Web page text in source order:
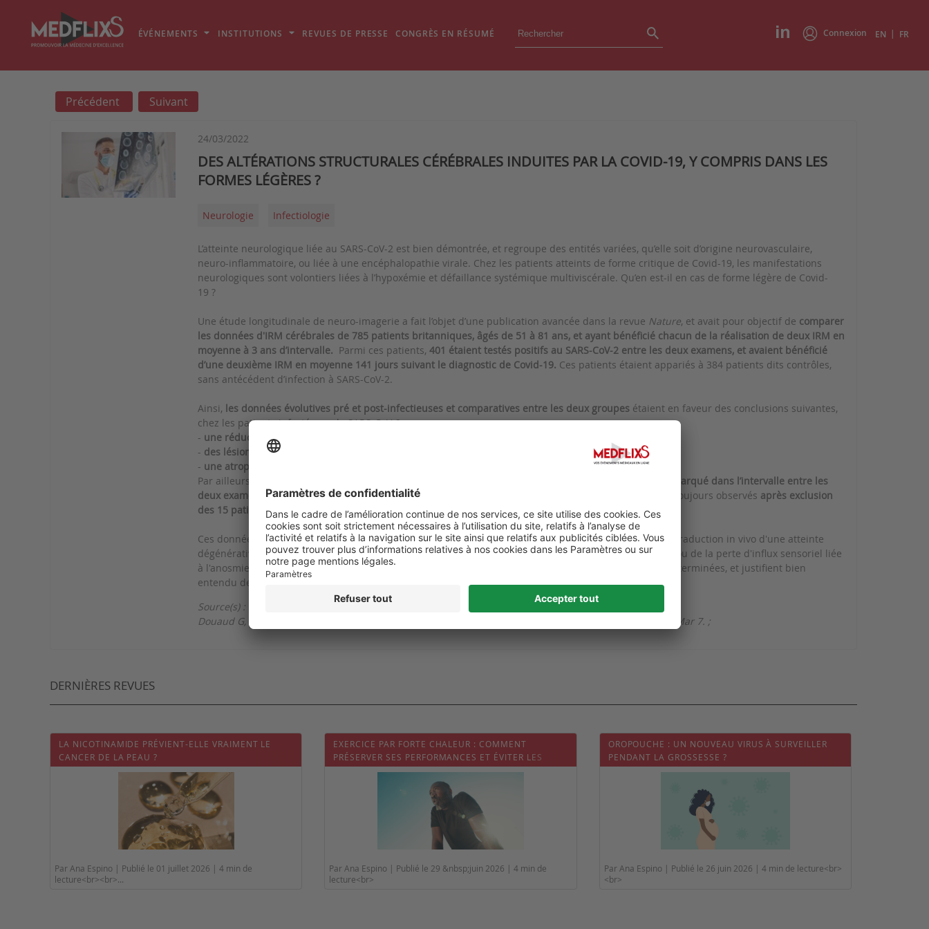
Connexion EN | FR
ÉVÉNEMENTS INSTITUTIONS REVUES DE PRESSE CONGRÈS EN RÉSUMÉ
Précédent Suivant
24/03/2022
DES ALTÉRATIONS STRUCTURALES CÉRÉBRALES INDUITES PAR LA COVID-19, Y COMPRIS DANS LES
FORMES LÉGÈRES ?
Neurologie Infectiologie
L’atteinte neurologique liée au SARS-CoV-2 est bien démontrée, et regroupe des entités variées, qu’elle soit d’origine neurovasculaire,
neuro-inflammatoire, ou liée à une encéphalopathie virale. Chez les patients atteints de forme critique de Covid-19, les manifestations
neurologiques sont volontiers liées à l’hypoxémie et défaillance systémique multiviscérale. Qu’en est-il en cas de forme légère de Covid-
19 ?
Une étude longitudinale de neuro-imagerie a fait l’objet d’une publication avancée dans la revue Nature, et avait pour objectif de comparer
les données d'IRM cérébrales de 785 patients britanniques, âgés de 51 à 81 ans, et ayant bénéficié chacun de la réalisation de deux IRM en
moyenne à 3 ans d’intervalle. Parmi ces patients,401 étaient testés positifs au SARS-CoV-2 entre les deux examens, et avaient bénéficié
d’une deuxième IRM en moyenne 141 jours suivant le diagnostic de Covid-19. Ces patients étaient appariés à 384 patients dits contrôles,
sans antécédent d’infection à SARS-CoV-2.
Ainsi, les données évolutives pré et post-infectieuses et comparatives entre les deux groupes étaient en faveur des conclusions suivantes,
chez les patients infectés par le SARS-CoV-2 :
- une réduction plus marquée de l'épaisseur corticale orbitofrontale et du gyrus parahippocampique,
- des lésions tissulaires plus importantes dans les régions fonctionnelles du cortex olfactif primaire,
- une atrophie cérébrale globale majorée.
Par ailleurs, cliniquement, les patients infectés par le SARS-CoV-2 ont présenté un
déclin cognitif plus marqué dans l’intervalle entre les
deux examens d’imagerie. Enfin, ces données d'imagerie et les effets cognitifs mis en évidence étaient toujours observés après exclusion
des 15 patients hospitalisés.
Ces données d'imagerie cérébrale concernant principalementles régions limbiquespourraient être la traduction in vivo d'une atteinte
dégénérative diffuse de la maladie via les voies olfactives, d’événements d’origine neuro-inflammatoire ou de la perte d'influx sensoriel liée
à l'anosmie. La réversibilité de ces atteintes neurologique ou leur persistance à long terme restent indéterminées, et justifient bien
entendu des travaux complémentaires.
Source(s) :
Douaud G, et al. SARS-CoV-2 is associated with changes in brain structure in UK Biobank. Nature. 2022 Mar 7. ;
DERNIÈRES REVUES
LA NICOTINAMIDE PRÉVIENT-ELLE VRAIMENT LE
CANCER DE LA PEAU ?
Par Ana Espino | Publié le 01 juillet 2026 | 4 min de
lecture<br><br>...
EXERCICE PAR FORTE CHALEUR : COMMENT
PRÉSERVER SES PERFORMANCES ET ÉVITER LES
RISQUES ?
Par Ana Espino | Publié le 29 &nbsp;juin 2026 | 4 min de
lecture<br>
OROPOUCHE : UN NOUVEAU VIRUS À SURVEILLER
PENDANT LA GROSSESSE ?
Par Ana Espino | Publié le 26 juin 2026 | 4 min de lecture<br>
<br>